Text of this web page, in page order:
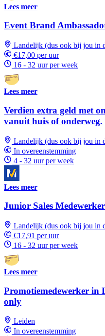
Lees meer
Event Brand
Landelijk (dus ook bij jou in
€17,00 per uur
16 - 32 uur per week
Lees meer
Verdien extra geld met
vanuit huis of onderweg.
Landelijk (dus ook bij jou in
In overeenstemming
4 - 32 uur per week
Lees meer
Junior Sales
Landelijk (dus ook bij jou in
€17,91 per uur
16 - 32 uur per week
Lees meer
Promotiemedewerker in
only
Leiden
In overeenstemming